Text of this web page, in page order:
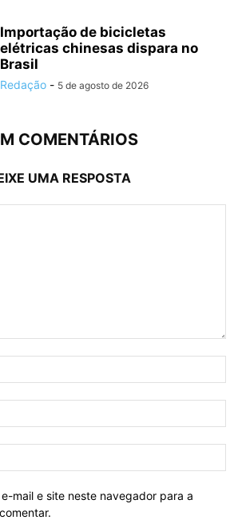
Importação de bicicletas
elétricas chinesas dispara no
Brasil
Redação - 5 de agosto de 2026
COMENTÁRIOS
UMA RESPOSTA
mail e site neste navegador para a